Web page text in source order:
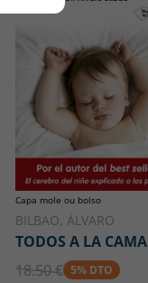
Capa mole ou bolso
BILBAO, ÁLVARO
TODOS A LA CAMA
18.50 € 5% DTO